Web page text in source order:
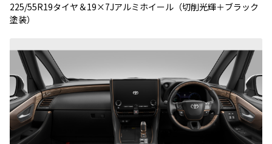
225/55R19タイヤ＆19×7Jアルミホイール（切削光輝＋ブラック
塗装）